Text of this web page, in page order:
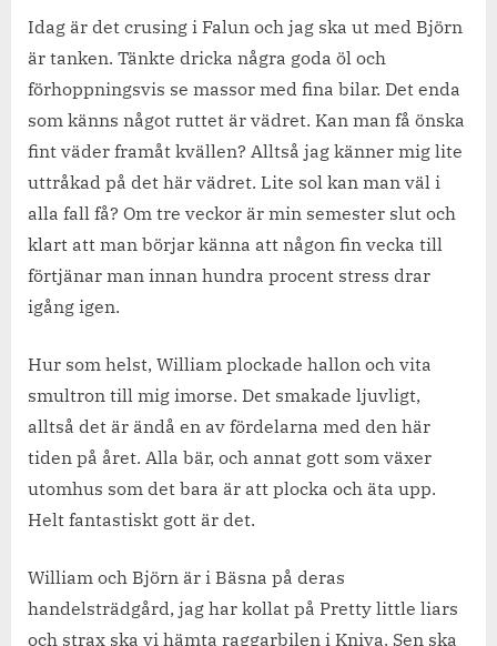
Idag är det crusing i Falun och jag ska ut med Björn
är tanken. Tänkte dricka några goda öl och
förhoppningsvis se massor med fina bilar. Det enda
som känns något ruttet är vädret. Kan man få önska
fint väder framåt kvällen? Alltså jag känner mig lite
uttråkad på det här vädret. Lite sol kan man väl i
alla fall få? Om tre veckor är min semester slut och
klart att man börjar känna att någon fin vecka till
förtjänar man innan hundra procent stress drar
igång igen.
Hur som helst, William plockade hallon och vita
smultron till mig imorse. Det smakade ljuvligt,
alltså det är ändå en av fördelarna med den här
tiden på året. Alla bär, och annat gott som växer
utomhus som det bara är att plocka och äta upp.
Helt fantastiskt gott är det.
William och Björn är i Bäsna på deras
handelsträdgård, jag har kollat på Pretty little liars
och strax ska vi hämta raggarbilen i Kniva. Sen ska